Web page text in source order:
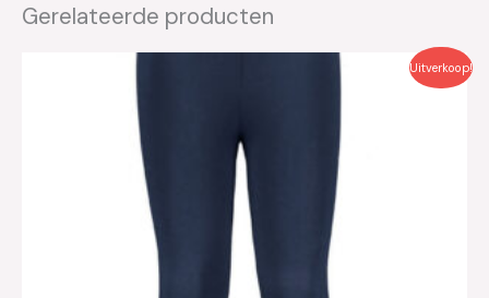
Gerelateerde producten
Uitverkoop!
Oorspronkelijke
Huidige
€5.40.